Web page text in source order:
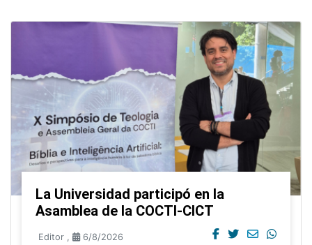
La Universidad participó en la
Asamblea de la COCTI-CICT
Editor , 6/8/2026